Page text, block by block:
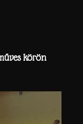
körön